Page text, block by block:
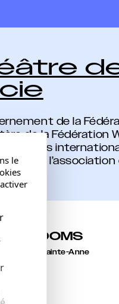
de la
de la Fédération
Bruxelles
de
DOMS
Escaliers Sainte-Anne
14 07 99
le